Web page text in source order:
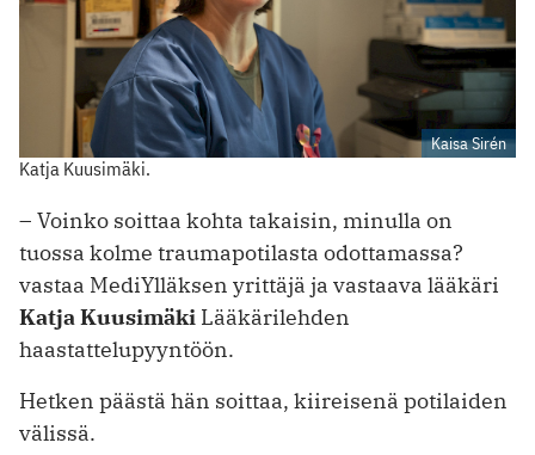
Kaisa Sirén
Katja Kuusimäki.
– Voinko soittaa kohta takaisin, minulla on
tuossa kolme traumapotilasta odottamassa?
vastaa MediYlläksen yrittäjä ja vastaava lääkäri
Katja Kuusimäki Lääkärilehden
haastattelupyyntöön.
Hetken päästä hän soittaa, kiireisenä potilaiden
välissä.